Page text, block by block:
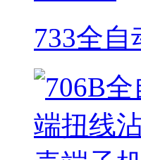
733全